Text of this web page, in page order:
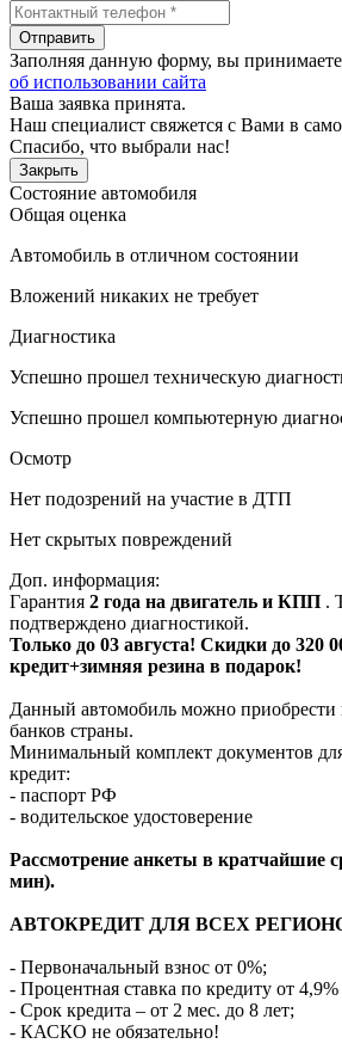
Отправить
Заполняя данную форму, вы
об использовании сайта
Ваша заявка принята.
Наш специалист свяжется с Вами в
Спасибо, что выбрали нас!
Закрыть
Состояние автомобиля
Общая оценка
Автомобиль в отличном состоянии
Вложений никаких не требует
Диагностика
Успешно прошел техническую
Успешно прошел компьютерную
Осмотр
Нет подозрений на участие в ДТП
Нет скрытых повреждений
Доп. информация:
Гарантия 2 года на двигатель и КПП .
подтверждено диагностикой.
Только до 03 августа! Скидки до 320
кредит+зимняя резина в подарок!
Данный автомобиль можно приобрести
банков страны.
Минимальный комплект документов
кредит:
- паспорт РФ
- водительское удостоверение
Рассмотрение анкеты в кратчайшие
мин).
АВТОКРЕДИТ ДЛЯ ВСЕХ
- Первоначальный взнос от 0%;
- Процентная ставка по кредиту от
- Срок кредита – от 2 мес. до 8 лет;
- КАСКО не обязательно!